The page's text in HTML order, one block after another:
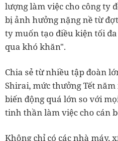
lượng làm việc cho công ty
bị ảnh hưởng nặng nề từ
ty muốn tạo điều kiện tối
qua khó khăn".
Chia sẻ từ nhiều tập đoàn
Shirai, mức thưởng Tết
biến động quá lớn so với
tinh thần làm việc cho cán
Không chỉ có các nhà máy,